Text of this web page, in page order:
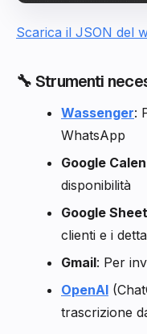
Scarica il JSON del
🔧 Strumenti
Wassenger:
WhatsApp
Google
disponibilità
Google
clienti e i
Gmail: Per
OpenAI
trascrizione